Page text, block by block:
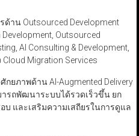
ด้าน Outsourced Development
Outsourced
AI Consulting & Development,
Migration Services
ภาพด้าน AI-Augmented Delivery
ารถพัฒนาระบบได้รวดเร็วขึ้น ยก
และเสริมความเสถียรในการดูแล